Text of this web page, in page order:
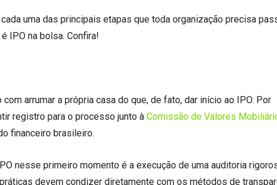
uma das principais etapas que toda organização precisa
IPO na bolsa. Confira!
arrumar a própria casa do que, de fato, dar início ao IPO. Por
registro para o processo junto à Comissão de Valores
financeiro brasileiro.
nesse primeiro momento é a execução de uma auditoria
devem condizer diretamente com os métodos de